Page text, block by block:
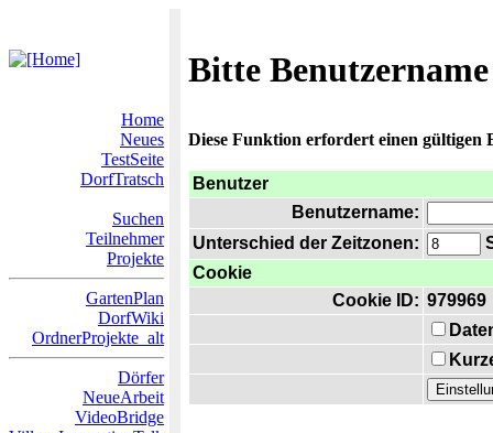
Bitte
Home
Neues
TestSeite
DorfTratsch
Suchen
Teilnehmer
Projekte
GartenPlan
DorfWiki
OrdnerProjekte_alt
Dörfer
NeueArbeit
VideoBridge
Diese Funktion erfordert einen gültigen
Benutzer
Benutzername:
Unterschied der Zeitzonen:
Cookie
Cookie ID: 979969